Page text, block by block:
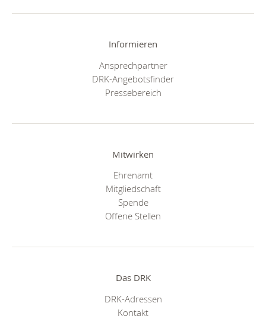
Informieren
Ansprechpartner
DRK-Angebotsfinder
Pressebereich
Mitwirken
Ehrenamt
Mitgliedschaft
Spende
Offene Stellen
Das DRK
DRK-Adressen
Kontakt